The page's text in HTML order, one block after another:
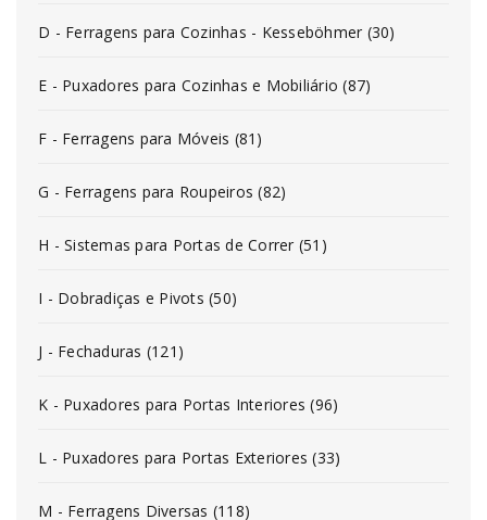
D - Ferragens para Cozinhas - Kesseböhmer (30)
E - Puxadores para Cozinhas e Mobiliário (87)
F - Ferragens para Móveis (81)
G - Ferragens para Roupeiros (82)
H - Sistemas para Portas de Correr (51)
I - Dobradiças e Pivots (50)
J - Fechaduras (121)
K - Puxadores para Portas Interiores (96)
L - Puxadores para Portas Exteriores (33)
M - Ferragens Diversas (118)